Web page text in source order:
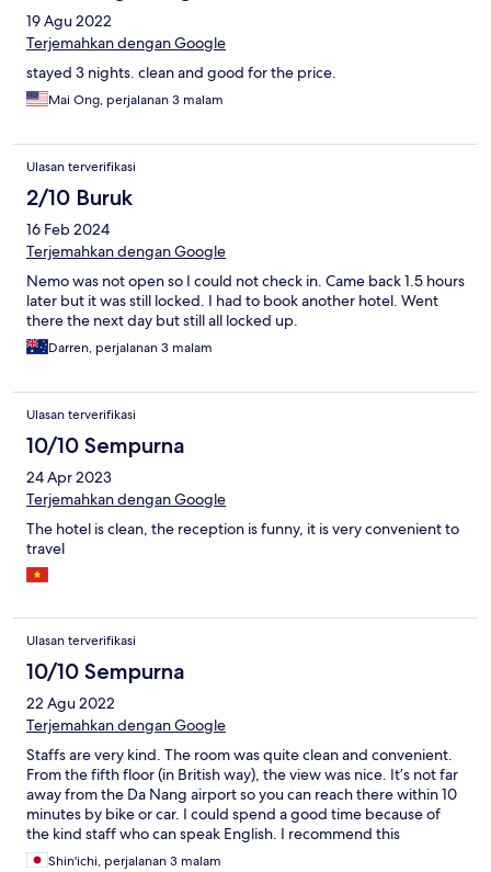
19 Agu 2022
Terjemahkan dengan Google
stayed 3 nights. clean and good for the price.
Mai Ong, perjalanan 3 malam
Ulasan terverifikasi
2/10 Buruk
16 Feb 2024
Terjemahkan dengan Google
Nemo was not open so I could not check in. Came back 1.5 hours
later but it was still locked. I had to book another hotel. Went
there the next day but still all locked up.
Darren, perjalanan 3 malam
Ulasan terverifikasi
10/10 Sempurna
24 Apr 2023
Terjemahkan dengan Google
The hotel is clean, the reception is funny, it is very convenient to
travel
Ulasan terverifikasi
10/10 Sempurna
22 Agu 2022
Terjemahkan dengan Google
Staffs are very kind. The room was quite clean and convenient.
From the fifth floor (in British way), the view was nice. It’s not far
away from the Da Nang airport so you can reach there within 10
minutes by bike or car. I could spend a good time because of
the kind staff who can speak English. I recommend this
accommodation.
Shin'ichi, perjalanan 3 malam